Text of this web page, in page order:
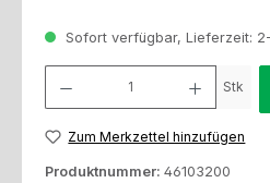
Sofort verfügbar, Lieferzeit:
Stk
Zum Merkzettel hinzufügen
Produktnummer: 46103200